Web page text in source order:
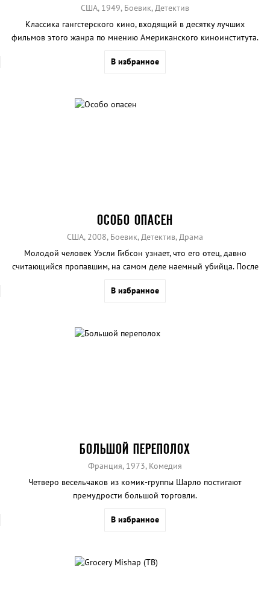
США, 1949, Боевик, Детектив
Классика гангстерского кино, входящий в десятку лучших
фильмов этого жанра по мнению Американского киноинститута.
В избранное
ОСОБО ОПАСЕН
США, 2008, Боевик, Детектив, Драма
Молодой человек Уэсли Гибсон узнает, что его отец, давно
считающийся пропавшим, на самом деле наемный убийца. После
организации, готовящей киллеров, чтобы пойти по стопам
В избранное
БОЛЬШОЙ ПЕРЕПОЛОХ
Франция, 1973, Комедия
Четверо весельчаков из комик-группы Шарло постигают
премудрости большой торговли.
В избранное